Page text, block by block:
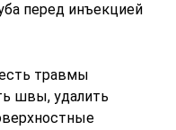
перед инъекцией
травмы
швы, удалить